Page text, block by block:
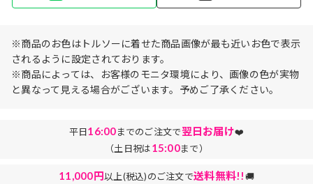
※商品のお色はトルソーに着せた商品画像が最も近いお色で表示
されるように設定されております。
※商品によっては、お客様のモニタ環境により、画像の色が実物
と異なって見える場合がございます。予めご了承ください。
平日16:00までのご注文で翌日お届け❤️
（土日祝は15:00まで）
11,000円以上(税込)のご注文で送料無料!!🚚